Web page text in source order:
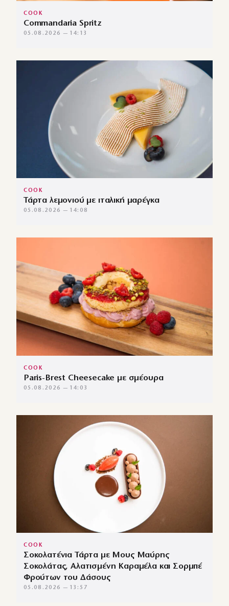
COOK
Commandaria Spritz
05.08.2026 — 14:13
COOK
Τάρτα λεμονιού με ιταλική μαρέγκα
05.08.2026 — 14:08
COOK
Paris-Brest Cheesecake με σμέουρα
05.08.2026 — 14:03
COOK
Σοκολατένια Τάρτα με Μους Μαύρης
Σοκολάτας, Αλατισμένη Καραμέλα και Σορμπέ
Φρούτων του Δάσους
05.08.2026 — 13:57